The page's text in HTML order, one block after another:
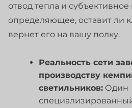
отвод тепла и субъективное
определяющее, оставит ли
вернет его на вашу полку.
Реальность сети
производству
светильников: Один